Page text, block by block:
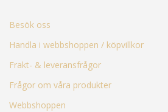
Besök oss
Handla i webbshoppen / köpvillkor
Frakt- & leveransfrågor
Frågor om våra produkter
Webbshoppen